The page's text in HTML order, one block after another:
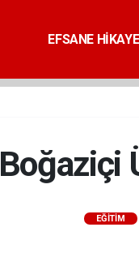
EFSANE
Boğaziçi
EĞİTİM